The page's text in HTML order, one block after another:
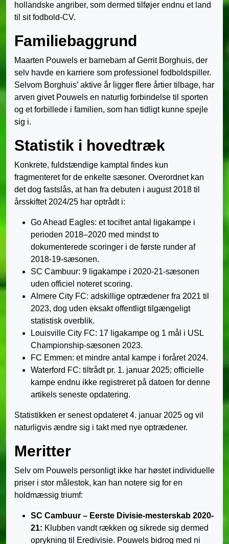
hollandske angriber, som dermed tilføjer endnu et land
til sit fodbold-CV.
Familiebaggrund
Maarten Pouwels er barnebarn af Gerrit Borghuis, der
selv havde en karriere som professionel fodboldspiller.
Selvom Borghuis’ aktive år ligger flere årtier tilbage, har
arven givet Pouwels en naturlig forbindelse til sporten
og et forbillede i familien, som han tidligt kunne spejle
sig i.
Statistik i hovedtræk
Konkrete, fuldstændige kamptal findes kun
fragmenteret for de enkelte sæsoner. Overordnet kan
det dog fastslås, at han fra debuten i august 2018 til
årsskiftet 2024/25 har optrådt i:
Go Ahead Eagles: et tocifret antal ligakampe i
perioden 2018–2020 med mindst to
dokumenterede scoringer i de første runder af
2018-19-sæsonen.
SC Cambuur: 9 ligakampe i 2020-21-sæsonen
uden officiel noteret scoring.
Almere City FC: adskillige optrædener fra 2021 til
2023, dog uden eksakt offentligt tilgængeligt
statistisk overblik.
Louisville City FC: 17 ligakampe og 1 mål i USL
Championship-sæsonen 2023.
FC Emmen: et mindre antal kampe i foråret 2024.
Waterford FC: tiltrådt pr. 1. januar 2025; officielle
kampe endnu ikke registreret på datoen for denne
artikels seneste opdatering.
Statistikken er senest opdateret 4. januar 2025 og vil
naturligvis ændre sig i takt med nye optrædener.
Meritter
Selv om Pouwels personligt ikke har høstet individuelle
priser i stor målestok, kan han notere sig for en
holdmæssig triumf:
SC Cambuur – Eerste Divisie-mesterskab 2020-
21: Klubben vandt rækken og sikrede sig dermed
oprykning til Eredivisie. Pouwels bidrog med ni